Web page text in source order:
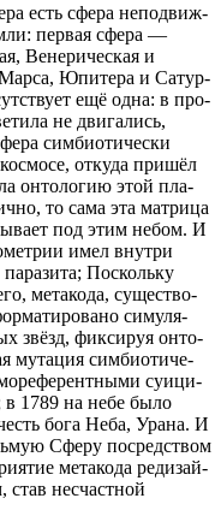
есть сфе­ра непо­движ­
пер­вая сфе­ра —
Вене­ри­че­ская и
Юпи­те­ра и Сатур­
ещё одна: в про­
не дви­га­лись,
сим­био­ти­че­ски
отку­да при­шёл
онто­ло­гию этой пла­
то сама эта мат­ри­ца
под этим небом. И
имел внут­ри
Посколь­ку
мета­ко­да, суще­ство­
симу­ля­
звёзд, фик­си­руя онто­
мута­ция сим­био­ти­че­
суи­ци­
1789 на небе было
бога Неба, Ура­на. И
Сфе­ру посред­ством
мета­ко­да реди­зай­
став несчаст­ной